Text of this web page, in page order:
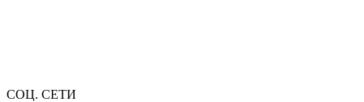
СОЦ. СЕТИ